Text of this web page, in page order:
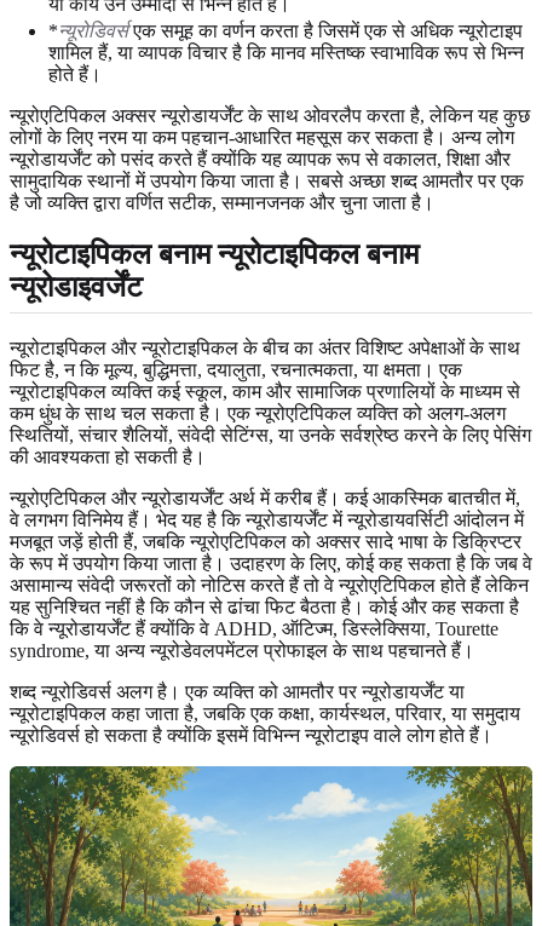
*न्यूरोडिवर्सएक समूह का वर्णन करता है जिसमें एक से अधिक न्यूरोटाइप
शामिल हैं, या व्यापक विचार है कि मानव मस्तिष्क स्वाभाविक रूप से भिन्न
होते हैं।
न्यूरोएटिपिकल अक्सर न्यूरोडायर्जेंट के साथ ओवरलैप करता है, लेकिन यह कुछ
लोगों के लिए नरम या कम पहचान-आधारित महसूस कर सकता है। अन्य लोग
न्यूरोडायर्जेंट को पसंद करते हैं क्योंकि यह व्यापक रूप से वकालत, शिक्षा और
सामुदायिक स्थानों में उपयोग किया जाता है। सबसे अच्छा शब्द आमतौर पर एक
है जो व्यक्ति द्वारा वर्णित सटीक, सम्मानजनक और चुना जाता है।
न्यूरोटाइपिकल बनाम न्यूरोटाइपिकल बनाम
न्यूरोडाइवर्जेंट
न्यूरोटाइपिकल और न्यूरोटाइपिकल के बीच का अंतर विशिष्ट अपेक्षाओं के साथ
फिट है, न कि मूल्य, बुद्धिमत्ता, दयालुता, रचनात्मकता, या क्षमता। एक
न्यूरोटाइपिकल व्यक्ति कई स्कूल, काम और सामाजिक प्रणालियों के माध्यम से
कम धुंध के साथ चल सकता है। एक न्यूरोएटिपिकल व्यक्ति को अलग-अलग
स्थितियों, संचार शैलियों, संवेदी सेटिंग्स, या उनके सर्वश्रेष्ठ करने के लिए पेसिंग
की आवश्यकता हो सकती है।
न्यूरोएटिपिकल और न्यूरोडायर्जेंट अर्थ में करीब हैं। कई आकस्मिक बातचीत में,
वे लगभग विनिमेय हैं। भेद यह है कि न्यूरोडायर्जेंट में न्यूरोडायवर्सिटी आंदोलन में
मजबूत जड़ें होती हैं, जबकि न्यूरोएटिपिकल को अक्सर सादे भाषा के डिक्रिप्टर
के रूप में उपयोग किया जाता है। उदाहरण के लिए, कोई कह सकता है कि जब वे
असामान्य संवेदी जरूरतों को नोटिस करते हैं तो वे न्यूरोएटिपिकल होते हैं लेकिन
यह सुनिश्चित नहीं है कि कौन से ढांचा फिट बैठता है। कोई और कह सकता है
कि वे न्यूरोडायर्जेंट हैं क्योंकि वे ADHD, ऑटिज्म, डिस्लेक्सिया, Tourette
syndrome, या अन्य न्यूरोडेवलपमेंटल प्रोफाइल के साथ पहचानते हैं।
शब्द न्यूरोडिवर्स अलग है। एक व्यक्ति को आमतौर पर न्यूरोडायर्जेंट या
न्यूरोटाइपिकल कहा जाता है, जबकि एक कक्षा, कार्यस्थल, परिवार, या समुदाय
न्यूरोडिवर्स हो सकता है क्योंकि इसमें विभिन्न न्यूरोटाइप वाले लोग होते हैं।